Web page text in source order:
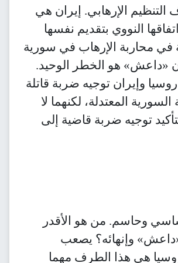
التنظيم الإرهابي. إيران هي
النووي بتقديم نفسها
في محاربة الإرهاب في سورية
«داعش» هو الخطر الوحيد.
وإيران توجيه ضربة قاتلة
المعتدلة، لكنهما لا
توجيه ضربة قاضية إلى
وحاسم. من هو الأقدر
وإنهائه؟ يصعب
روسيا هي هذا الطرف مهما